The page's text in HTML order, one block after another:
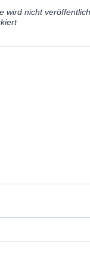
wird nicht